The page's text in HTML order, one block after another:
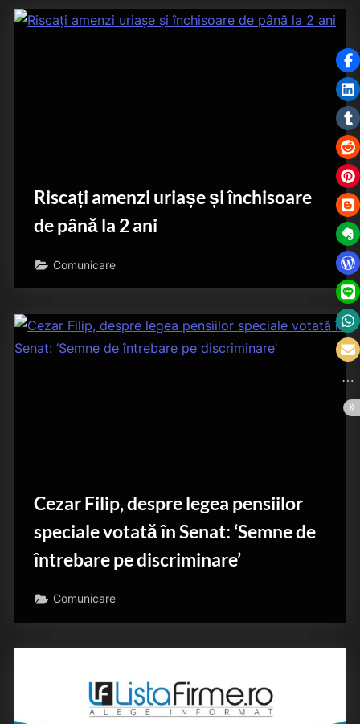
Riscați amenzi uriașe și închisoare
de până la 2 ani
Comunicare
Cezar Filip, despre legea pensiilor
speciale votată în Senat: ‘Semne de
întrebare pe discriminare’
Comunicare